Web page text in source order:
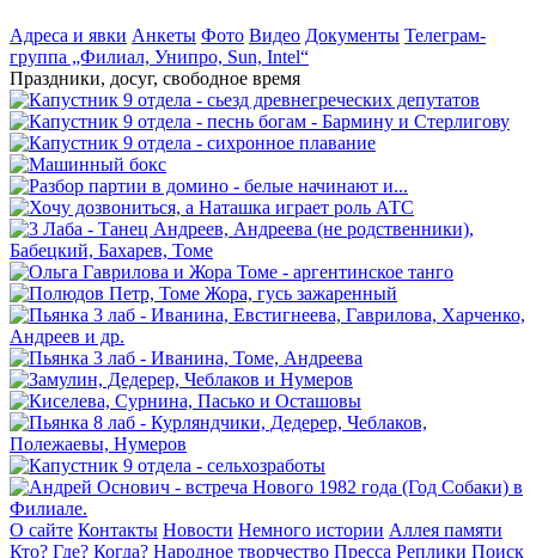
Адреса и явки Анкеты Фото Видео Документы Телеграм-
группа „Филиал, Унипро, Sun, Intel“
Праздники, досуг, свободное время
О сайте Контакты Новости Немного истории Аллея памяти
Кто? Где? Когда? Народное творчество Пресса Реплики Поиск